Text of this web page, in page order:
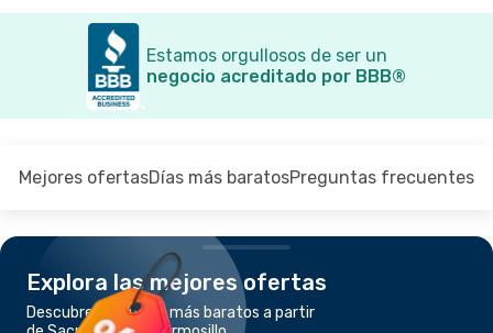
Estamos orgullosos de ser un
negocio acreditado por BBB®
Mejores ofertasDías más baratosPreguntas frecuentes
Explora las mejores ofertas
Descubre los vuelos más baratos a partir